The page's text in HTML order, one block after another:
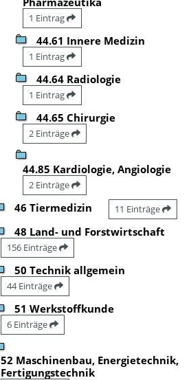
1 Eintrag
44.61 Innere Medizin
1 Eintrag
44.64 Radiologie
1 Eintrag
44.65 Chirurgie
2 Einträge
44.85 Kardiologie, Angiologie
2 Einträge
46 Tiermedizin 11 Einträge
48 Land- und Forstwirtschaft
156 Einträge
50 Technik allgemein
44 Einträge
51 Werkstoffkunde
6 Einträge
52 Maschinenbau, Energietechnik,
Fertigungstechnik